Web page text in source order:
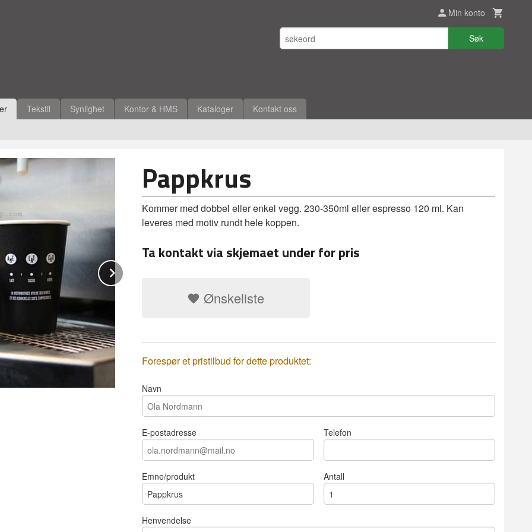
Min konto
Søk
Tekstil Synlighet Kontor & HMS Kataloger Kontakt oss
Pappkrus
Kommer med dobbel eller enkel vegg. 230-350ml eller espresso 120 ml. Kan
leveres med motiv rundt hele koppen.
Ta kontakt via skjemaet under for pris
Ønskeliste
Forespør et pristilbud for dette produktet:
Navn
E-postadresse Telefon
Emne/produkt Antall
Henvendelse